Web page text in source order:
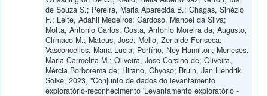
de Souza S.; Pereira, Maria Aparecida B.; Chagas, Sinézio
F.; Leite, Adahil Medeiros; Cardoso, Manoel da Silva;
Motta, Antonio Carlos; Costa, Antonio Moreira da; Augusto,
Clímaco M.; Mateus, José; Mello, Zenaide Fonseca;
Vasconcellos, Maria Lucia; Porfírio, Ney Hamilton; Meneses,
Maria Carmelita M.; Oliveira, José Corsino de; Oliveira,
Mércia Borborema de; Hirano, Chyoso; Bruin, Jan Hendrik
Solke, 2023, "Conjunto de dados do levantamento
exploratório-reconhecimento 'Levantamento exploratório -